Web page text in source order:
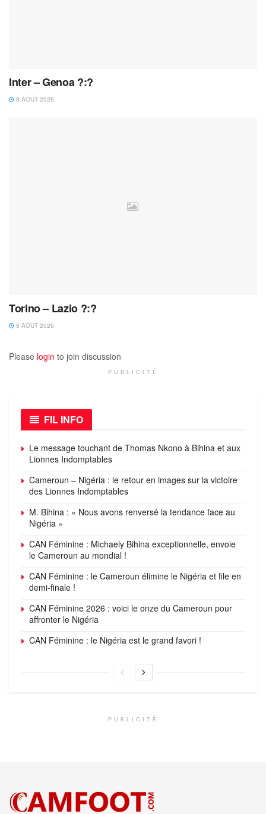
Inter – Genoa ?:?
8 AOÛT 2026
Torino – Lazio ?:?
8 AOÛT 2026
Please login to join discussion
PUBLICITÉ
FIL INFO
Le message touchant de Thomas Nkono à Bihina et aux
Lionnes Indomptables
Cameroun – Nigéria : le retour en images sur la victoire
des Lionnes Indomptables
M. Bihina : « Nous avons renversé la tendance face au
Nigéria »
CAN Féminine : Michaely Bihina exceptionnelle, envoie
le Cameroun au mondial !
CAN Féminine : le Cameroun élimine le Nigéria et file en
demi-finale !
CAN Féminine 2026 : voici le onze du Cameroun pour
affronter le Nigéria
CAN Féminine : le Nigéria est le grand favori !
PUBLICITÉ